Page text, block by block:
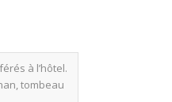
à l’hôtel.
tombeau